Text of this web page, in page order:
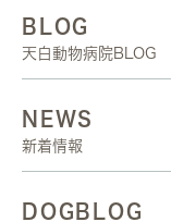
BLOG
天白動物病院BLOG
NEWS
新着情報
DOGBLOG